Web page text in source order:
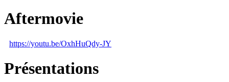
Aftermovie
https://youtu.be/OxhHuQdy-JY
Présentations